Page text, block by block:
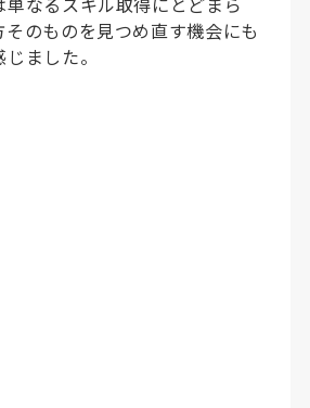
のものを見つめ直す機会にも
ました。